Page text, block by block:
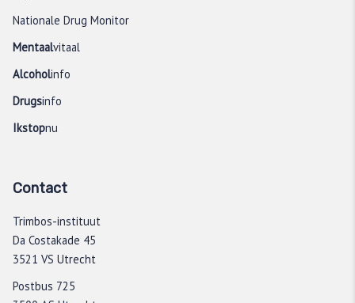
Nationale Drug Monitor
Mentaalvitaal
Alcoholinfo
Drugsinfo
Ikstopnu
Contact
Trimbos-instituut
Da Costakade 45
3521 VS Utrecht
Postbus 725